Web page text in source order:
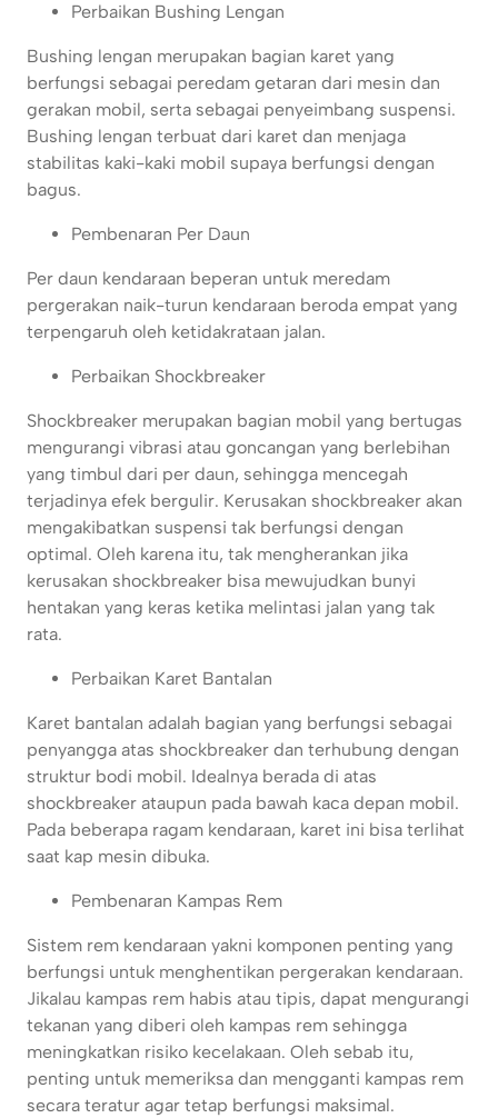
Perbaikan Bushing Lengan
Bushing lengan merupakan bagian karet yang
berfungsi sebagai peredam getaran dari mesin dan
gerakan mobil, serta sebagai penyeimbang suspensi.
Bushing lengan terbuat dari karet dan menjaga
stabilitas kaki-kaki mobil supaya berfungsi dengan
bagus.
Pembenaran Per Daun
Per daun kendaraan beperan untuk meredam
pergerakan naik-turun kendaraan beroda empat yang
terpengaruh oleh ketidakrataan jalan.
Perbaikan Shockbreaker
Shockbreaker merupakan bagian mobil yang bertugas
mengurangi vibrasi atau goncangan yang berlebihan
yang timbul dari per daun, sehingga mencegah
terjadinya efek bergulir. Kerusakan shockbreaker akan
mengakibatkan suspensi tak berfungsi dengan
optimal. Oleh karena itu, tak mengherankan jika
kerusakan shockbreaker bisa mewujudkan bunyi
hentakan yang keras ketika melintasi jalan yang tak
rata.
Perbaikan Karet Bantalan
Karet bantalan adalah bagian yang berfungsi sebagai
penyangga atas shockbreaker dan terhubung dengan
struktur bodi mobil. Idealnya berada di atas
shockbreaker ataupun pada bawah kaca depan mobil.
Pada beberapa ragam kendaraan, karet ini bisa terlihat
saat kap mesin dibuka.
Pembenaran Kampas Rem
Sistem rem kendaraan yakni komponen penting yang
berfungsi untuk menghentikan pergerakan kendaraan.
Jikalau kampas rem habis atau tipis, dapat mengurangi
tekanan yang diberi oleh kampas rem sehingga
meningkatkan risiko kecelakaan. Oleh sebab itu,
penting untuk memeriksa dan mengganti kampas rem
secara teratur agar tetap berfungsi maksimal.